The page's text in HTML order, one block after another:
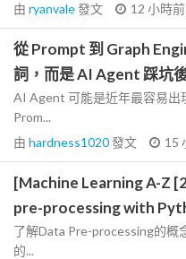
由 ryanvale發文 12 小時前
從 Prompt 到 Graph
詞，而是 AI Agent 踩坑
AI Agent 可能是近年最容易出
Prom...
由 hardness1020發文 15
[Machine Learning A-Z
pre-processing with
了解Data Pre-processing的概
的...